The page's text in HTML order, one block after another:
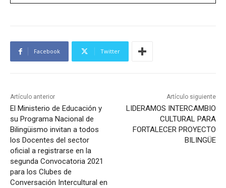
Facebook Twitter
Artículo anterior
El Ministerio de Educación y
su Programa Nacional de
Bilingüismo invitan a todos
los Docentes del sector
oficial a registrarse en la
segunda Convocatoria 2021
para los Clubes de
Conversación Intercultural en
Artículo siguiente
LIDERAMOS INTERCAMBIO
CULTURAL PARA
FORTALECER PROYECTO
BILINGÜE